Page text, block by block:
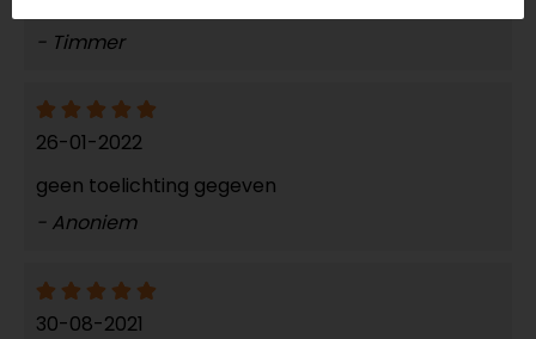
- Timmer
26-01-2022
geen toelichting gegeven
- Anoniem
30-08-2021